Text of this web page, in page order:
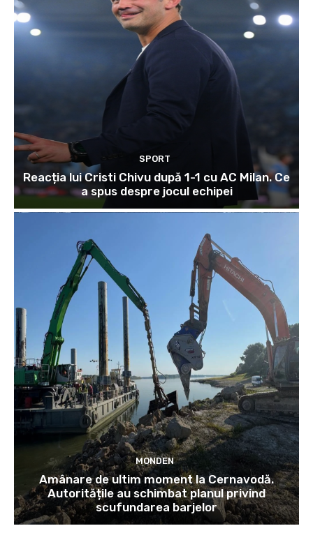
SPORT
Reacția lui Cristi Chivu după 1-1 cu AC Milan. Ce
a spus despre jocul echipei
MONDEN
Amânare de ultim moment la Cernavodă.
Autoritățile au schimbat planul privind
scufundarea barjelor